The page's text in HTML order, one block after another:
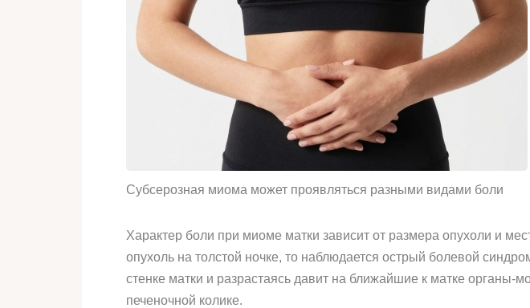
Субсерозная миома может проявляться разными видами боли
Характер боли при миоме матки зависит от размера опухоли и
опухоль на толстой ночке, то наблюдается острый болевой
стенке матки и разрастаясь давит на ближайшие к матке
печеночной колике.